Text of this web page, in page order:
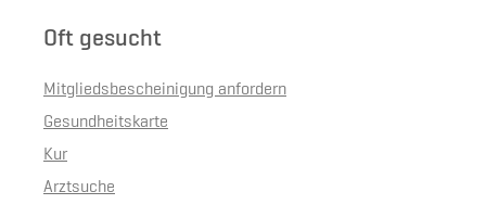
Oft gesucht
Mitgliedsbescheinigung anfordern
Gesundheitskarte
Kur
Arztsuche